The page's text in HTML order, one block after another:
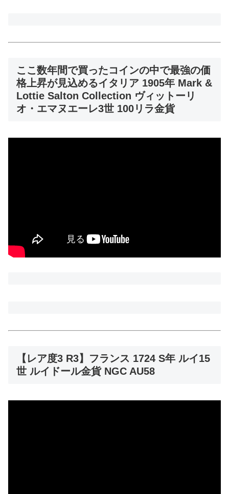
ここ数年間で買ったコインの中で最強の価
格上昇が見込めるイタリア 1905年 Mark &
Lottie Salton Collection ヴィットーリ
オ・エマヌエーレ3世 100リラ金貨
【レア度3 R3】フランス 1724 S年 ルイ15
世 ルイドール金貨 NGC AU58